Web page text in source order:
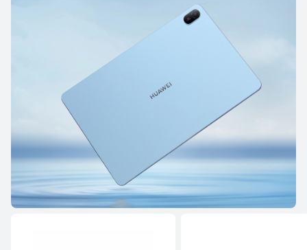
Série HUAWEI MatePad Série HUAWEI MatePad SE
Série HUAWEI MatePad